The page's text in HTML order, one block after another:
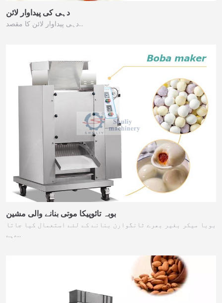
دہی کی پیداوار لائن
دہی پیداوار لائن کا مقصد…
بوبہ تائوپیکا موتی بنانے والی مشین
بوبا میکر بغیر بھرے ٹانگوارن بنانے کے لئے استعمال کیا جاتا
ہے،…